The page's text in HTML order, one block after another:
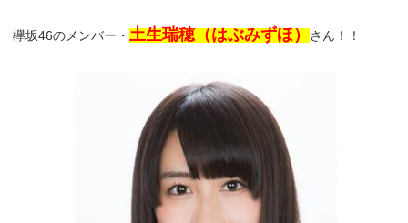
欅坂46のメンバー・土生瑞穂（はぶみずほ） さん！！